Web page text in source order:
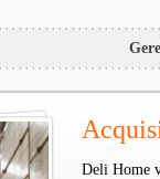
Deli Home